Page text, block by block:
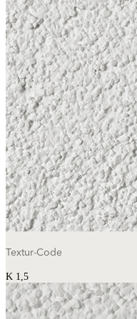
Textur-Code
K 1,5